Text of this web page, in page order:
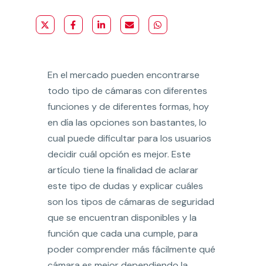
En el mercado pueden encontrarse
todo tipo de cámaras con diferentes
funciones y de diferentes formas, hoy
en día las opciones son bastantes, lo
cual puede dificultar para los usuarios
decidir cuál opción es mejor. Este
artículo tiene la finalidad de aclarar
este tipo de dudas y explicar cuáles
son los tipos de cámaras de seguridad
que se encuentran disponibles y la
función que cada una cumple, para
poder comprender más fácilmente qué